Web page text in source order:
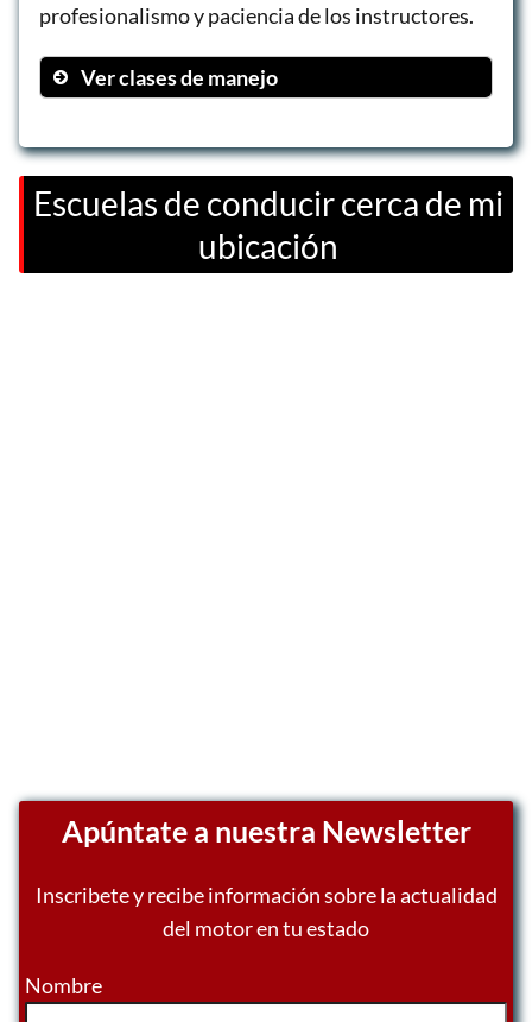
profesionalismo y paciencia de los instructores.
Ver clases de manejo
Solo clases prácticas
Prácticas adicionales
Escuelas de conducir cerca de mi
ubicación
Apúntate a nuestra Newsletter
Inscribete y recibe información sobre la actualidad
del motor en tu estado
Nombre